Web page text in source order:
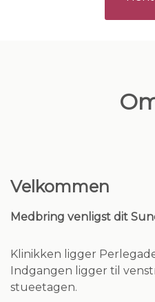
Velkommen
Medbring venligst dit
Klinikken ligger
Indgangen ligger til
stueetagen.